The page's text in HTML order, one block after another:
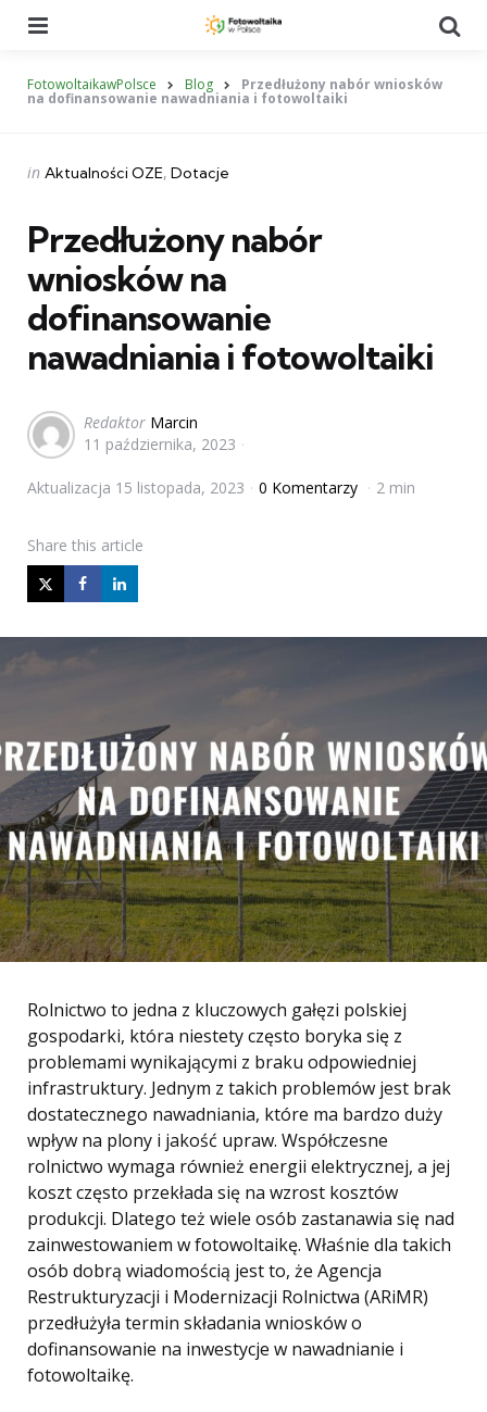
FotowoltaikawPolsce Blog Przedłużony nabór wniosków
na dofinansowanie nawadniania i fotowoltaiki
Categories
Posted
in Aktualności OZE Dotacje
Przedłużony nabór
wniosków na
dofinansowanie
nawadniania i fotowoltaiki
Posted
by
Redaktor Marcin
11 października, 2023
Aktualizacja 15 listopada, 2023 0 Komentarzy 2 min
Share this article
Rolnictwo to jedna z kluczowych gałęzi polskiej
gospodarki, która niestety często boryka się z
problemami wynikającymi z braku odpowiedniej
infrastruktury. Jednym z takich problemów jest brak
dostatecznego nawadniania, które ma bardzo duży
wpływ na plony i jakość upraw. Współczesne
rolnictwo wymaga również energii elektrycznej, a jej
koszt często przekłada się na wzrost kosztów
produkcji. Dlatego też wiele osób zastanawia się nad
zainwestowaniem w fotowoltaikę. Właśnie dla takich
osób dobrą wiadomością jest to, że Agencja
Restrukturyzacji i Modernizacji Rolnictwa (ARiMR)
przedłużyła termin składania wniosków o
dofinansowanie na inwestycje w nawadnianie i
fotowoltaikę.